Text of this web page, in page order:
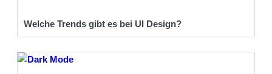
Welche Trends gibt es bei UI Design?